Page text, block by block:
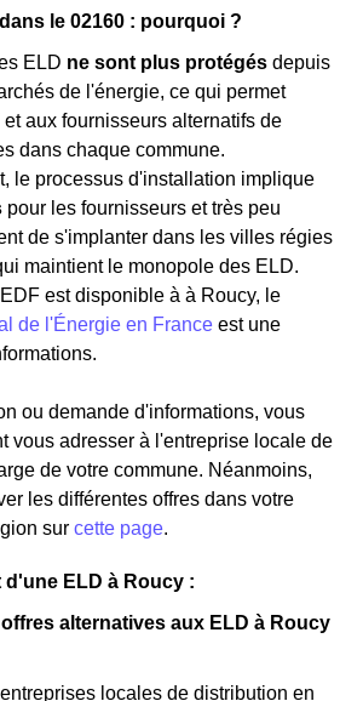
le 02160 : pourquoi ?
ELD ne sont plus protégés depuis
de l'énergie, ce qui permet
aux fournisseurs alternatifs de
dans chaque commune.
le processus d'installation implique
pour les fournisseurs et très peu
de s'implanter dans les villes régies
maintient le monopole des ELD.
est disponible à à Roucy, le
de l'Énergie en France est une
ou demande d'informations, vous
vous adresser à l'entreprise locale de
de votre commune. Néanmoins,
les différentes offres dans votre
sur cette page.
ELD à Roucy :
alternatives aux ELD à Roucy
entreprises locales de distribution en